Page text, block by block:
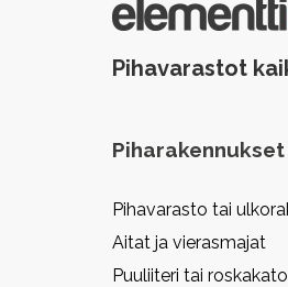
Pihavarastot
Piharakennukset
Pihavarasto tai
Aitat ja vierasmajat
Puuliiteri tai